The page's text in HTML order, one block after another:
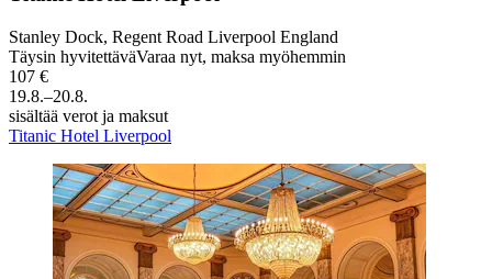
Stanley Dock, Regent Road Liverpool England
Täysin hyvitettäväVaraa nyt, maksa myöhemmin
107 €
19.8.–20.8.
sisältää verot ja maksut
Titanic Hotel Liverpool